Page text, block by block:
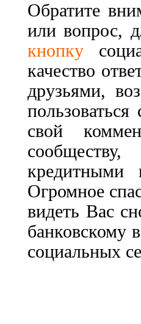
Обратите
или вопрос,
кнопку
качество
друзьями,
свой
кредитными
Огромное
видеть Вас
банковскому
социальных